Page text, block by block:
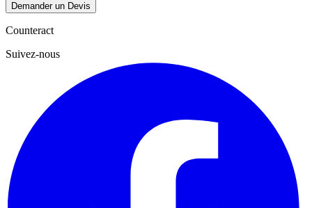
Demander un Devis
Counteract
Suivez-nous